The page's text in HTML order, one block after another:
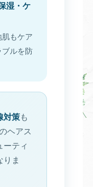
湿・ケ
肌もケア
ブルを防
対策も
ヘアス
ーティ
りま